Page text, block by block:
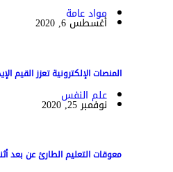
مواد عامة
أغسطس 6, 2020
المنصات الإلكترونية تعزز القيم
علم النفس
نوفمبر 25, 2020
معوقات التعليم الطارئ عن بعد